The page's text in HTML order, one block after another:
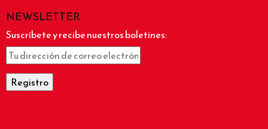
NEWSLETTER
Suscríbete y recibe nuestros boletines: